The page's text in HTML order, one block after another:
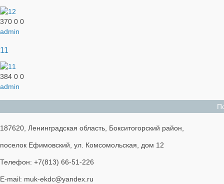
370 0 0
admin
11
384 0 0
admin
187620, Ленинградская область, Бокситогорский район,
поселок Ефимовский, ул. Комсомольская, дом 12
Телефон: +7(813) 66-51-226
E-mail: muk-ekdc@yandex.ru